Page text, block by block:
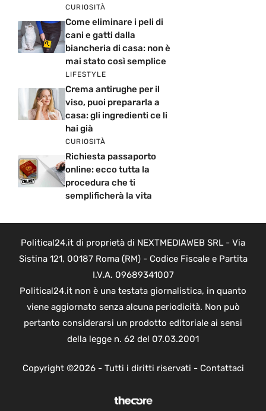
CURIOSITÀ
Come eliminare i peli di
cani e gatti dalla
biancheria di casa: non è
mai stato così semplice
LIFESTYLE
Crema antirughe per il
viso, puoi prepararla a
casa: gli ingredienti ce li
hai già
CURIOSITÀ
Richiesta passaporto
online: ecco tutta la
procedura che ti
semplificherà la vita
Political24.it di proprietà di NEXTMEDIAWEB SRL - Via
Sistina 121, 00187 Roma (RM) - Codice Fiscale e Partita
I.V.A. 09689341007
Political24.it non è una testata giornalistica, in quanto
viene aggiornato senza alcuna periodicità. Non può
pertanto considerarsi un prodotto editoriale ai sensi
della legge n. 62 del 07.03.2001
Copyright ©2026 - Tutti i diritti riservati - Contattaci